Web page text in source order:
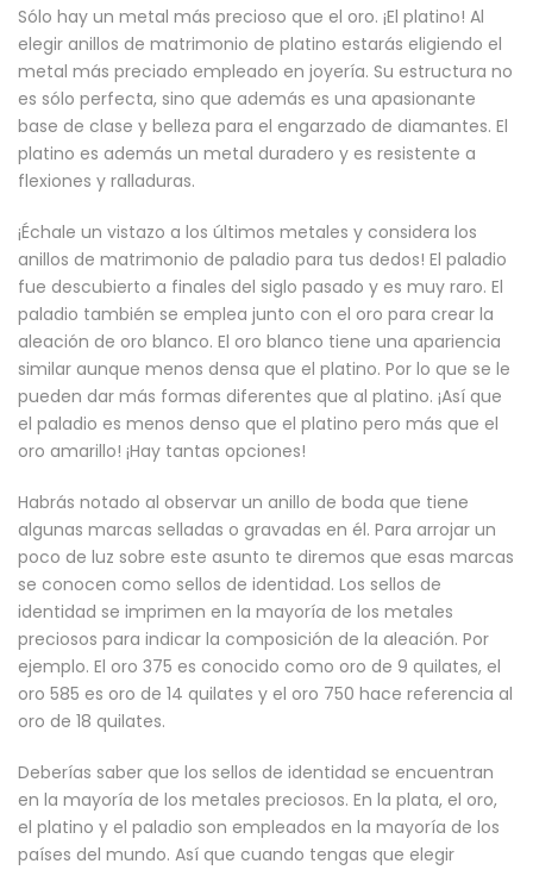
Sólo hay un metal más precioso que el oro. ¡El platino! Al
elegir anillos de matrimonio de platino estarás eligiendo el
metal más preciado empleado en joyería. Su estructura no
es sólo perfecta, sino que además es una apasionante
base de clase y belleza para el engarzado de diamantes. El
platino es además un metal duradero y es resistente a
flexiones y ralladuras.
¡Échale un vistazo a los últimos metales y considera los
anillos de matrimonio de paladio para tus dedos! El paladio
fue descubierto a finales del siglo pasado y es muy raro. El
paladio también se emplea junto con el oro para crear la
aleación de oro blanco. El oro blanco tiene una apariencia
similar aunque menos densa que el platino. Por lo que se le
pueden dar más formas diferentes que al platino. ¡Así que
el paladio es menos denso que el platino pero más que el
oro amarillo! ¡Hay tantas opciones!
Habrás notado al observar un anillo de boda que tiene
algunas marcas selladas o gravadas en él. Para arrojar un
poco de luz sobre este asunto te diremos que esas marcas
se conocen como sellos de identidad. Los sellos de
identidad se imprimen en la mayoría de los metales
preciosos para indicar la composición de la aleación. Por
ejemplo. El oro 375 es conocido como oro de 9 quilates, el
oro 585 es oro de 14 quilates y el oro 750 hace referencia al
oro de 18 quilates.
Deberías saber que los sellos de identidad se encuentran
en la mayoría de los metales preciosos. En la plata, el oro,
el platino y el paladio son empleados en la mayoría de los
países del mundo. Así que cuando tengas que elegir